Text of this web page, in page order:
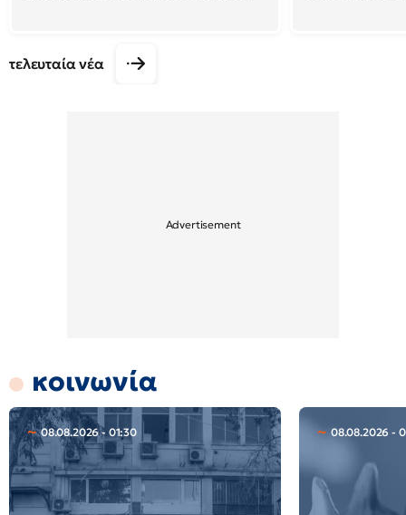
τελευταία νέα
κοινωνία
08.08.2026 - 01:30 08.08.2026 -